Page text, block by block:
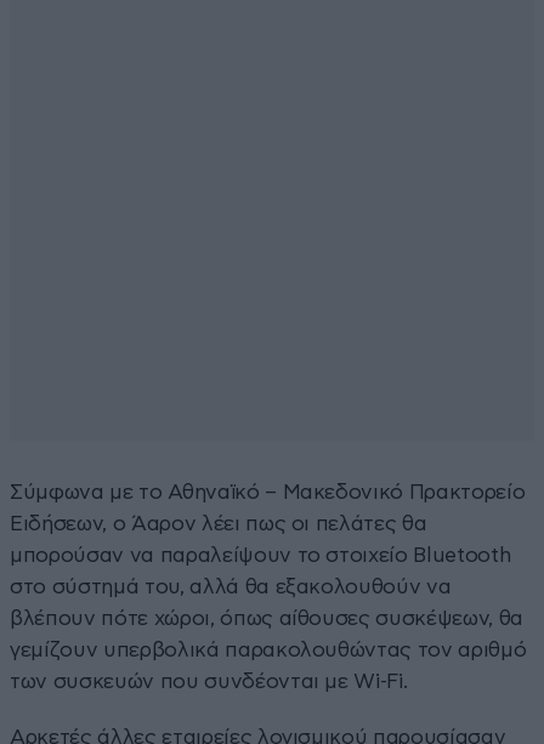
Σύμφωνα με το Αθηναϊκό – Μακεδονικό Πρακτορείο
Ειδήσεων, ο Άαρον λέει πως οι πελάτες θα
μπορούσαν να παραλείψουν το στοιχείο Bluetooth
στο σύστημά του, αλλά θα εξακολουθούν να
βλέπουν πότε χώροι, όπως αίθουσες συσκέψεων, θα
γεμίζουν υπερβολικά παρακολουθώντας τον αριθμό
των συσκευών που συνδέονται με Wi-Fi.
Αρκετές άλλες εταιρείες λογισμικού παρουσίασαν